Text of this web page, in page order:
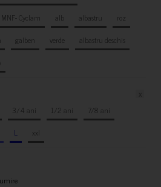
Cyclam alb albastru
roz
galben verde
albastru deschis
3/4 ani 1/2 ani
7/8 ani
L xxl